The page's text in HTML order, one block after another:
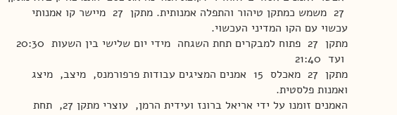
27 משמש כמתקן טיהור והתפלה אמנותית. מתקן 27 מיישר קו אמנותי
עכשוי עם הקו המדיני העכשוי.
מתקן 27 פתוח למבקרים תחת השגחה מידי יום שלישי בין השעות 20:30
ועד 21:40
מתקן 27 מאכלס 15 אמנים המציגים עבודות פרפורמנס, מיצב, מיצג
ואמנות פלסטית.
האמנים זומנו על ידי אריאל ברונז ועידית הרמן, עוצרי מתקן 27, תחת